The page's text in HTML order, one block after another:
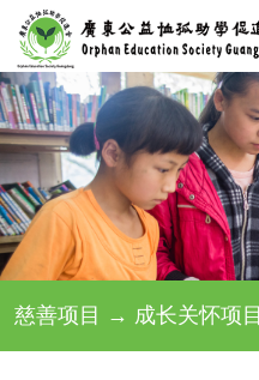
慈善项目 → 成长关怀项目